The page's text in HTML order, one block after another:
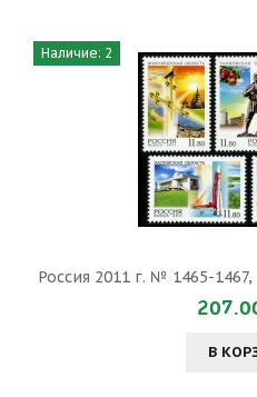
Наличие: 2
Россия 2011 г. № 1465-
В